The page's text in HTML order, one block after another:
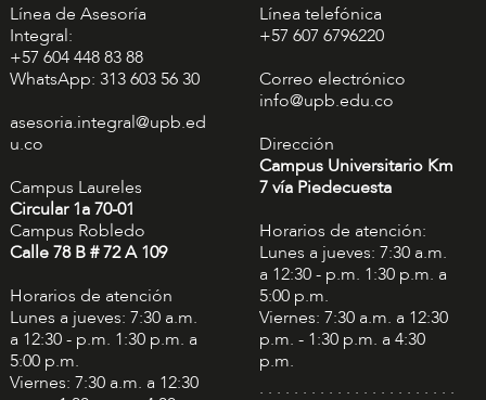
Línea de Asesoría
Integral:
+57 604 448 83 88
WhatsApp: 313 603 56 30
asesoria.integral@upb.ed
u.co
Campus Laureles
Circular 1a 70-01
Campus Robledo
Calle 78 B # 72 A 109
Horarios de atención
Lunes a jueves: 7:30 a.m.
a 12:30 - p.m. 1:30 p.m. a
5:00 p.m.
Viernes: 7:30 a.m. a 12:30
Línea telefónica
+57 607 6796220
Correo electrónico
info@upb.edu.co
Dirección
Campus Universitario Km
7 vía Piedecuesta
Horarios de atención:
Lunes a jueves: 7:30 a.m.
a 12:30 - p.m. 1:30 p.m. a
5:00 p.m.
Viernes: 7:30 a.m. a 12:30
p.m. - 1:30 p.m. a 4:30
p.m.
. . . . . . . . . . . . . . . . . . . . . . .